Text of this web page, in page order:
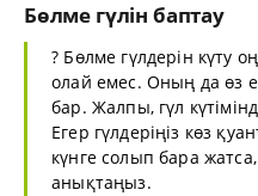
Бөлме гүлін баптау
? Бөлме гүлдерін күту
олай емес. Оның да өз
бар. Жалпы, гүл
Егер гүлдеріңіз көз
күнге солып бара
анықтаңыз.